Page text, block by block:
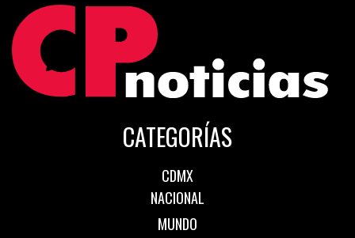
CATEGORÍAS
CDMX
NACIONAL
MUNDO